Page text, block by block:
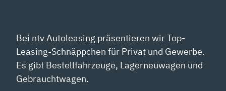
Bei ntv Autoleasing präsentieren wir Top-
Leasing-Schnäppchen für Privat und Gewerbe.
Es gibt Bestellfahrzeuge, Lagerneuwagen und
Gebrauchtwagen.